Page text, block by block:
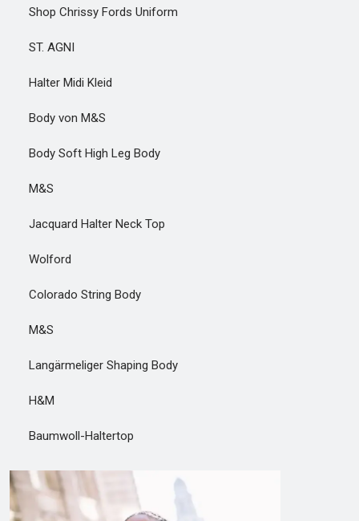
Shop Chrissy Fords Uniform
ST. AGNI
Halter Midi Kleid
Body von M&S
Body Soft High Leg Body
M&S
Jacquard Halter Neck Top
Wolford
Colorado String Body
M&S
Langärmeliger Shaping Body
H&M
Baumwoll-Haltertop